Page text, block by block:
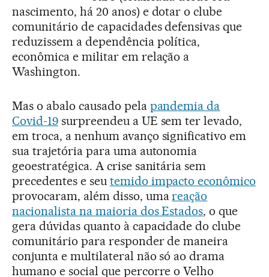
nascimento, há 20 anos) e dotar o clube
comunitário de capacidades defensivas que
reduzissem a dependência política,
econômica e militar em relação a
Washington.
Mas o abalo causado pela pandemia da
Covid-19surpreendeu a UE sem ter levado,
em troca, a nenhum avanço significativo em
sua trajetória para uma autonomia
geoestratégica. A crise sanitária sem
precedentes e seu temido impacto econômico
provocaram, além disso, umareação
nacionalista na maioria dos Estados, o que
gera dúvidas quanto à capacidade do clube
comunitário para responder de maneira
conjunta e multilateral não só ao drama
humano e social que percorre o Velho